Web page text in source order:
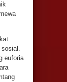
sosial.
euforia